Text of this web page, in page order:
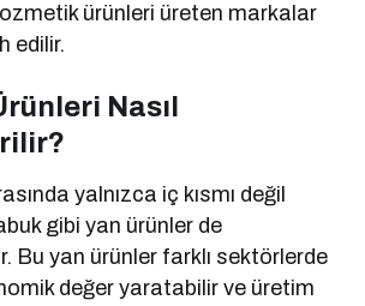
ürünleri üreten markalar
edilir.
Nasıl
yalnızca iç kısmı değil
gibi yan ürünler de
Bu yan ürünler farklı sektörlerde
değer yaratabilir ve üretim